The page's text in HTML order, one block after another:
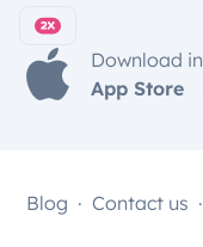
Download in
App Store
Blog Contact us